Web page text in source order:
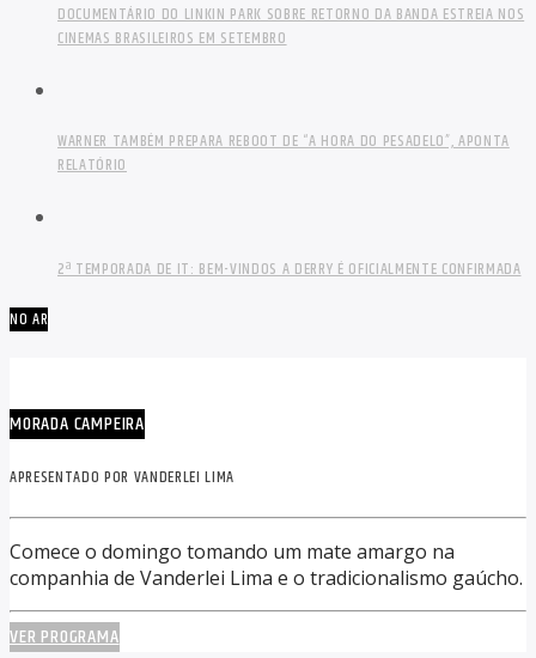
DOCUMENTÁRIO DO LINKIN PARK SOBRE RETORNO DA BANDA ESTREIA NOS
CINEMAS BRASILEIROS EM SETEMBRO
WARNER TAMBÉM PREPARA REBOOT DE “A HORA DO PESADELO”, APONTA
RELATÓRIO
2ª TEMPORADA DE IT: BEM-VINDOS A DERRY É OFICIALMENTE CONFIRMADA
NO AR
MORADA CAMPEIRA
APRESENTADO POR VANDERLEI LIMA
Comece o domingo tomando um mate amargo na
companhia de Vanderlei Lima e o tradicionalismo gaúcho.
VER PROGRAMA